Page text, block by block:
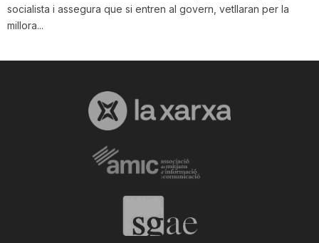
socialista i assegura que si entren al govern, vetllaran per la
millora...